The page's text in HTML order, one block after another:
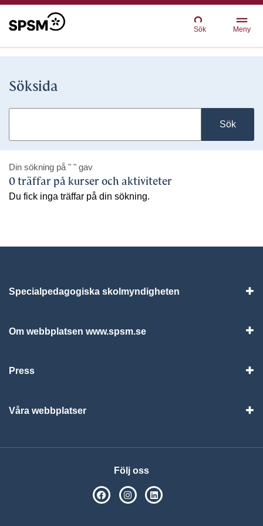
Sök Meny
Söksida
Sök
Din sökning på " " gav
0 träffar på kurser och aktiviteter
Du fick inga träffar på din sökning.
Specialpedagogiska skolmyndigheten
Om webbplatsen www.spsm.se
Press
Våra webbplatser
Följ oss
SPSM på Facebook
SPSM på Instagram